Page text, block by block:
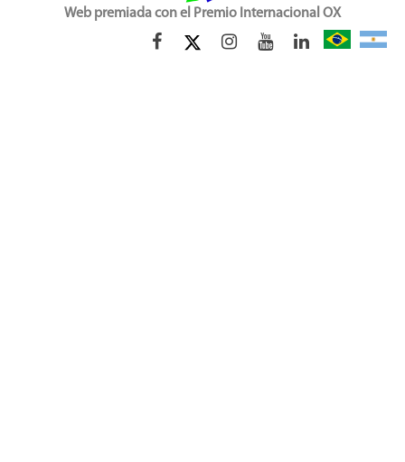
Web premiada con el Premio Internacional OX